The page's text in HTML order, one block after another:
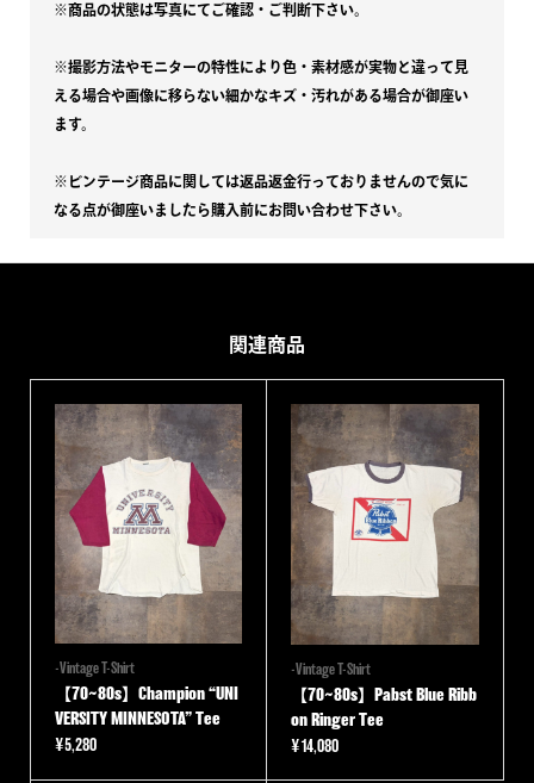
※商品の状態は写真にてご確認・ご判断下さい。
※撮影方法やモニターの特性により色・素材感が実物と違って見
える場合や画像に移らない細かなキズ・汚れがある場合が御座い
ます。
※ビンテージ商品に関しては返品返金行っておりませんので気に
なる点が御座いましたら購入前にお問い合わせ下さい。
関連商品
-Vintage T-Shirt
【70~80s】Champion “UNI
VERSITY MINNESOTA” Tee
¥5,280
-Vintage T-Shirt
【70~80s】Pabst Blue Ribb
on Ringer Tee
¥14,080